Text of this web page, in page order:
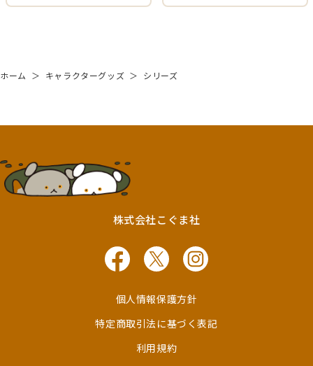
ホーム ＞ キャラクターグッズ ＞ シリーズ
株式会社こぐま社
個人情報保護方針
特定商取引法に基づく表記
利用規約